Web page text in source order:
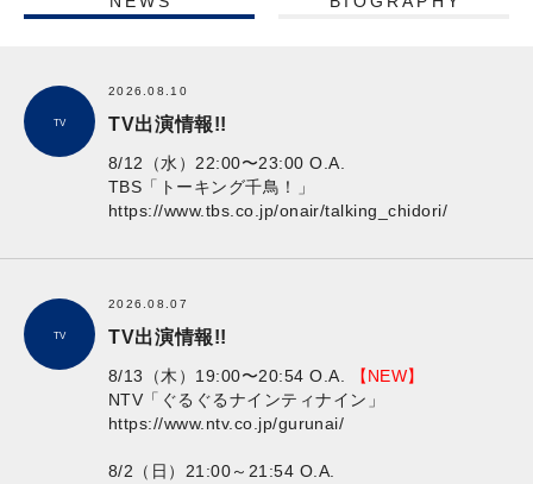
TV
2026.08.10
TV出演情報!!
8/12（水）22:00〜23:00 O.A.
TBS「トーキング千鳥！」
https://www.tbs.co.jp/onair/talking_chidori/
TV
2026.08.07
TV出演情報!!
8/13（木）19:00〜20:54 O.A.
【NEW】
NTV「ぐるぐるナインティナイン」
https://www.ntv.co.jp/gurunai/
8/2（日）21:00～21:54 O.A.